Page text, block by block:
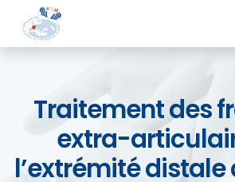
Traitement des
extra-
l’extrémité
close
SFCM